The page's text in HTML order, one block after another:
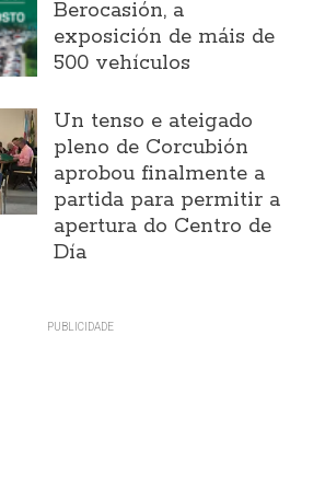
Berocasión, a
exposición de máis de
500 vehículos
Un tenso e ateigado
pleno de Corcubión
aprobou finalmente a
partida para permitir a
apertura do Centro de
Día